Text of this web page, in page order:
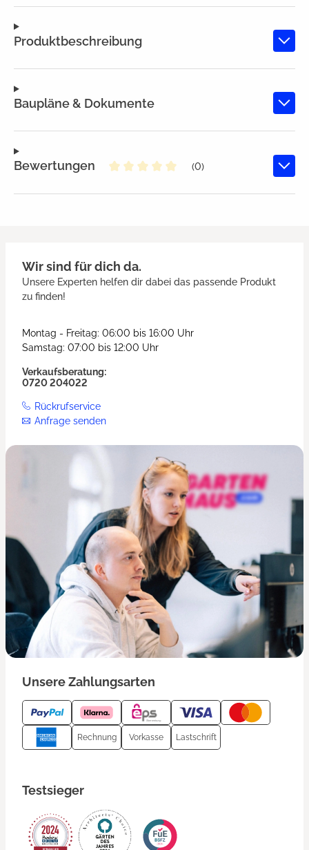
Produktbeschreibung
Baupläne & Dokumente
Bewertungen
(0)
Wir sind für dich da.
Unsere Experten helfen dir dabei das passende Produkt
zu finden!
Montag - Freitag: 06:00 bis 16:00 Uhr
Samstag: 07:00 bis 12:00 Uhr
Verkaufsberatung:
0720 204022
Rückrufservice
Anfrage senden
Unsere Zahlungsarten
Rechnung Vorkasse Lastschrift
Testsieger